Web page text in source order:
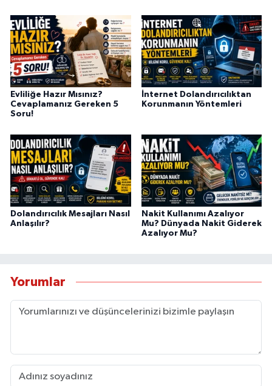
Evliliğe Hazır Mısınız?
Cevaplamanız Gereken 5
Soru!
İnternet Dolandırıcılıktan
Korunmanın Yöntemleri
Dolandırıcılık Mesajları Nasıl
Anlaşılır?
Nakit Kullanımı Azalıyor
Mu? Dünyada Nakit Giderek
Azalıyor Mu?
Yorumlar